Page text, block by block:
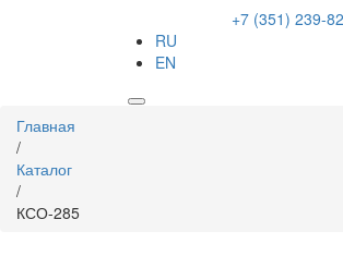
+7 (351) 239-
RU
EN
Вы
здесь
Главная
/
Каталог
/
КСО-285